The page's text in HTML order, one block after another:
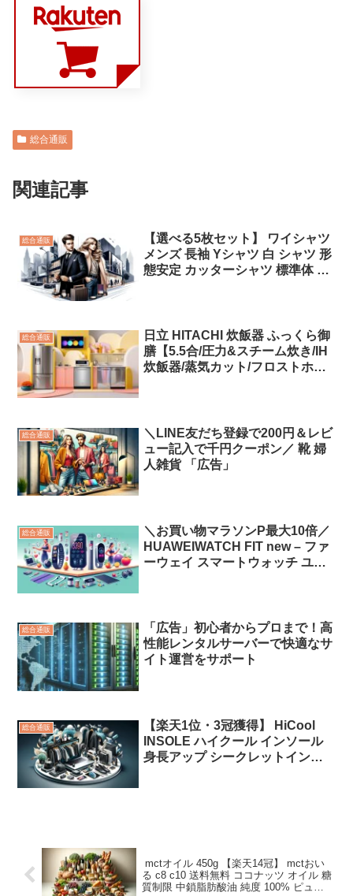
総合通販
関連記事
総合通販
【選べる5枚セット】 ワイシャツ
メンズ 長袖 Yシャツ 白 シャツ 形
態安定 カッターシャツ 標準体 ド
●sun-ml-wd-1130-5set 選べるセ
ット 宅配便のみ「広告」
総合通販
日立 HITACHI 炊飯器 ふっくら御
膳【5.5合/圧力&スチーム炊き/IH
炊飯器/蒸気カット/フロストホワ
総合通販
＼LINE友だち登録で200円＆レビ
ュー記入で千円クーポン／ 靴 婦
人雑貨 「広告」
総合通販
＼お買い物マラソンP最大10倍／
HUAWEIWATCH FIT new – ファ
ーウェイ スマートウォッチ ユニ
総合通販
「広告」初心者からプロまで！高
性能レンタルサーバーで快適なサ
イト運営をサポート
総合通販
【楽天1位・3冠獲得】 HiCool
INSOLE ハイクール インソール
身長アップ シークレットインソ
mctオイル 450g 【楽天14冠】 mctおい
る c8 c10 送料無料 ココナッツ オイル 糖
質制限 中鎖脂肪酸油 純度 100% ピュア